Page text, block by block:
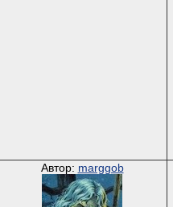
Автор: marggob